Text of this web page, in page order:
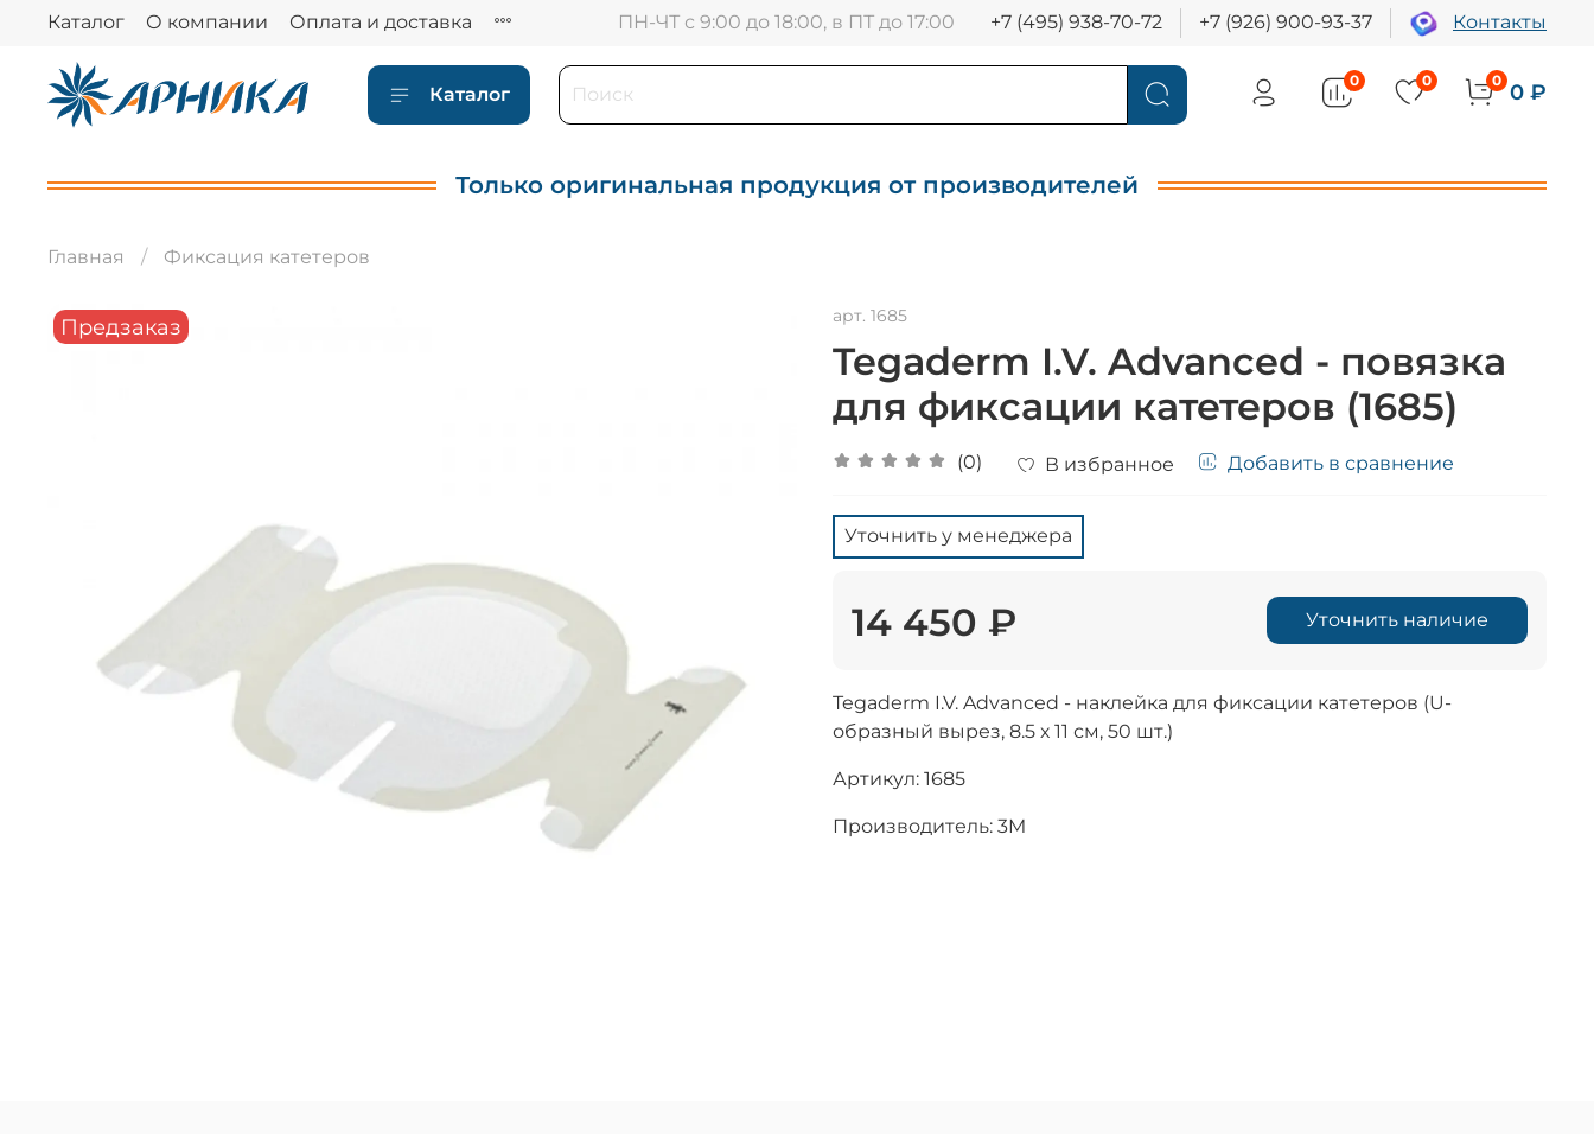
Каталог О компании Оплата и доставка ПН-ЧТ с 9:00 до 18:00, в ПТ до 17:00 +7 (495) 938-70-72 +7 (926) 900-93-37 Контакты
Каталог
0 0 0 0 ₽
Только оригинальная продукция от производителей
Главная Фиксация катетеров
Предзаказ арт. 1685
Tegaderm I.V. Advanced - повязка
для фиксации катетеров (1685)
(0) В избранное Добавить в сравнение
Уточнить у менеджера
14 450 ₽ Уточнить наличие
Tegaderm I.V. Advanced - наклейка для фиксации катетеров (U-
образный вырез, 8.5 х 11 см, 50 шт.)
Артикул: 1685
Производитель: 3M